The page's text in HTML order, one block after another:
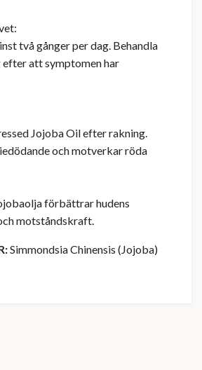
två gånger per dag. Behandla
efter att symptomen har
Jojoba Oil efter rakning.
och motverkar röda
förbättrar hudens
motståndskraft.
Simmondsia Chinensis (Jojoba)